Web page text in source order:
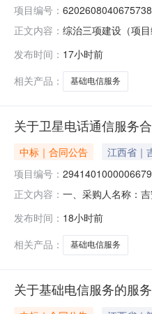
项目编号：
正文内容： 综治三项建设（项
称：中国共产党新
发布时间： 17小时前
相关产品：
基础电信服务
关于卫星电话通信服务
中标｜合同公告 江西省｜
项目编号：
正文内容： 一、采购人名称：
其它事项：无八、
发布时间： 18小时前
相关产品：
基础电信服务
关于基础电信服务的服